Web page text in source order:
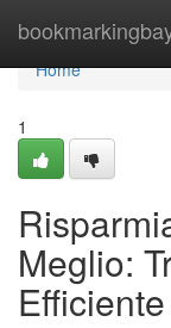
Home
Home
1
Meglio:
Efficiente